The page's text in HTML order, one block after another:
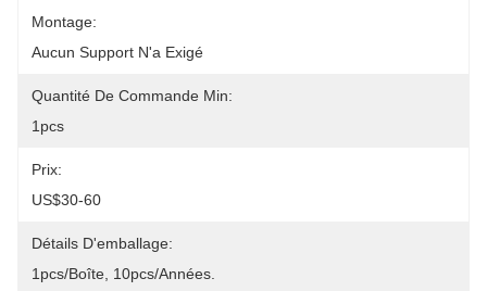
Montage:
Aucun Support N'a Exigé
Quantité De Commande Min:
1pcs
Prix:
US$30-60
Détails D'emballage:
1pcs/boîte, 10pcs/années.